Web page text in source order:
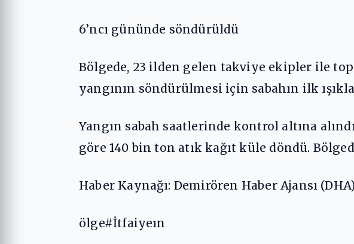
6’ncı gününde söndürüldü
Bölgede, 23 ilden gelen takviye ekipler ile
yangının söndürülmesi için sabahın ilk
Yangın sabah saatlerinde kontrol altına
göre 140 bin ton atık kağıt küle döndü.
Haber Kaynağı: Demirören Haber Ajansı
ölge#İtfaiyeın